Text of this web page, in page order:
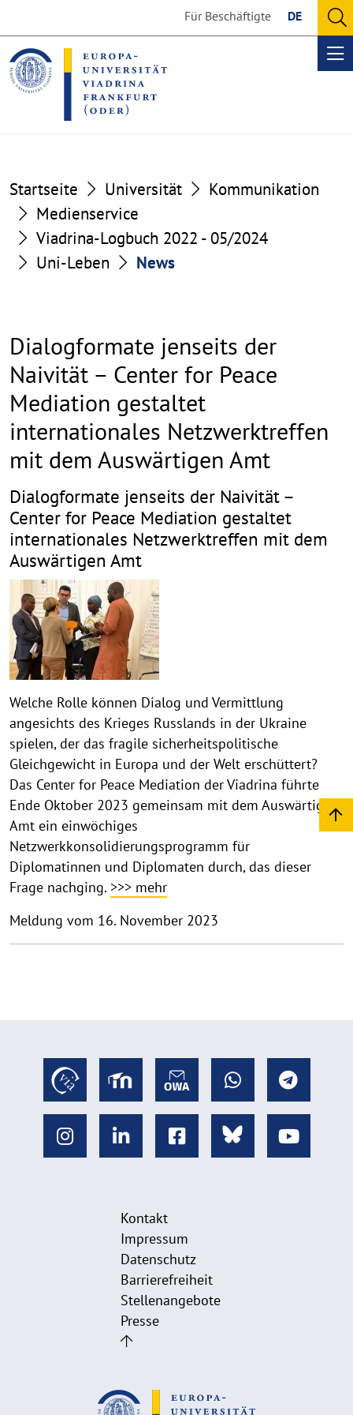
the
content
section
the
footer
section
Für Beschäftigte DE
Startseite Universität
Kommunikation
Medienservice
Viadrina-Logbuch 2022 - 05/2024
Uni-Leben
News
Dialogformate jenseits der
Naivität – Center for Peace
Mediation gestaltet
internationales Netzwerktreffen
mit dem Auswärtigen Amt
Dialogformate jenseits der Naivität –
Center for Peace Mediation gestaltet
internationales Netzwerktreffen mit dem
Auswärtigen Amt
Welche Rolle können Dialog und Vermittlung
angesichts des Krieges Russlands in der Ukraine
spielen, der das fragile sicherheitspolitische
Gleichgewicht in Europa und der Welt erschüttert?
Das Center for Peace Mediation der Viadrina führte
Ende Oktober 2023 gemeinsam mit dem Auswärtigen
Amt ein einwöchiges
Netzwerkkonsolidierungsprogramm für
Diplomatinnen und Diplomaten durch, das dieser
Frage nachging. >>> mehr
Meldung vom 16. November 2023
Kontakt
Impressum
Datenschutz
Barrierefreiheit
Stellenangebote
Presse